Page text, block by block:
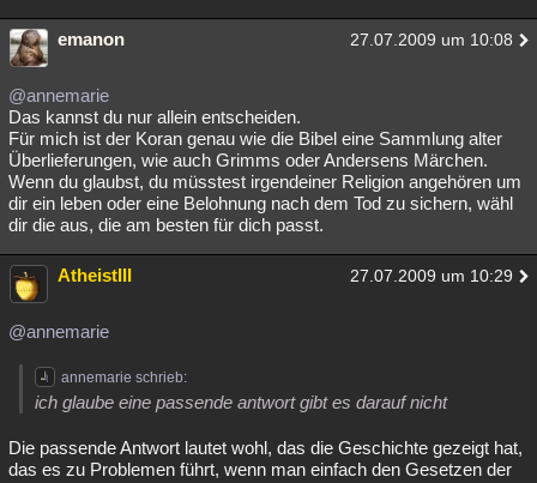
emanon 27.07.2009 um 10:08
@annemarie
Das kannst du nur allein entscheiden.
Für mich ist der Koran genau wie die Bibel eine Sammlung alter
Überlieferungen, wie auch Grimms oder Andersens Märchen.
Wenn du glaubst, du müsstest irgendeiner Religion angehören um
dir ein leben oder eine Belohnung nach dem Tod zu sichern, wähl
dir die aus, die am besten für dich passt.
AtheistIII 27.07.2009 um 10:29
@annemarie
annemarie schrieb:
ich glaube eine passende antwort gibt es darauf nicht
Die passende Antwort lautet wohl, das die Geschichte gezeigt hat,
das es zu Problemen führt, wenn man einfach den Gesetzen der